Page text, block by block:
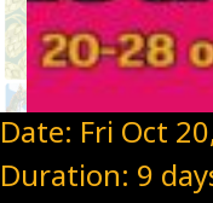
Date: Fri Oct
Duration: 9